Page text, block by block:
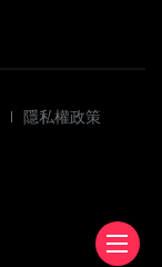
隱私權政策